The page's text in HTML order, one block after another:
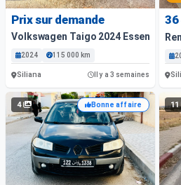
Prix sur demande
Volkswagen Taigo 2024 Essence
2024 115 000 km
Siliana Il y a 3 semaines
36
4 Bonne affaire 11